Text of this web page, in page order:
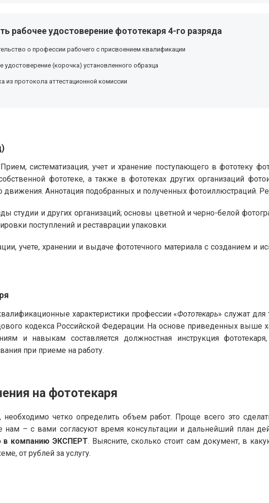
рабочее удостоверение фототекаря 4-го разряда
о профессии рабочего с присвоением квалификации
удостоверение (корочка) установленного образца
из протокола аттестационной комиссии
систематизация, учет и хранение поступающего в фототеку
фототеке, а также в фототеках других организаций
движения. Аннотация подобранных и полученных фотоиллюстраций.
студии и других организаций; основы цветной и черно-белой
поступлений и реставрации упаковки.
учете, хранении и выдаче фототечного материала с созданием и
характеристики профессии «Фототекарь» служат для
кодекса Российской Федерации. На основе приведенных выше
и навыкам составляется должностная инструкция
при приеме на работу.
на фототекаря
четко определить объем работ. Проще всего это
нам – с вами согласуют время консультации и дальнейший план
в компанию ЭКСПЕРТ. Выясните, сколько стоит сам документ, в
от рублей за услугу.